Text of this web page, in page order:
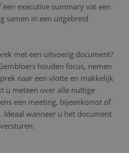
executive summary vat een
samen in een uitgebreid
met een uitvoerig document?
houden focus, nemen
naar een vlotte en makkelijk
u meteen over alle nuttige
een meeting, bijeenkomst of
Ideaal wanneer u het document